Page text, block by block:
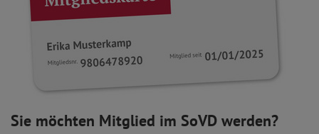
Sie möchten Mitglied im SoVD werden?